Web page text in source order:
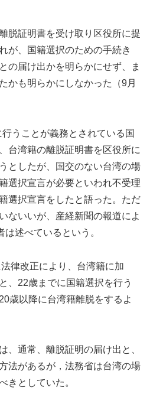
脱証明書を受け取り区役所に提
が、国籍選択のための手続き
の届け出かを明らかにせず、ま
かも明らかにしなかった（9月
行うことが義務とされている国
台湾籍の離脱証明書を区役所に
としたが、国交のない台湾の場
選択宣言が必要といわれ不受理
選択宣言をしたと語った。ただ
ないいが、産経新聞の報道によ
述べているという。
律改正により、台湾籍に加
、 22歳までに国籍選択を行う
20歳以降に台湾籍離脱をするよ
、通常、離脱証明の届け出と、
法があるが，法務省は台湾の場
きとしていた。